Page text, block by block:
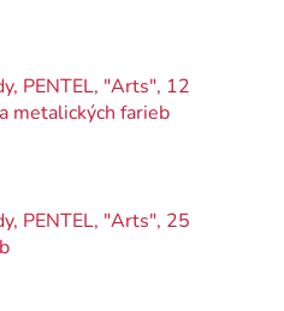
PENTEL, "Arts", 12
metalických farieb
PENTEL, "Arts", 25